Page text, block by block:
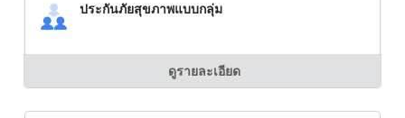
ประกันภัยสุขภาพแบบกลุ่ม
ดูรายละเอียด